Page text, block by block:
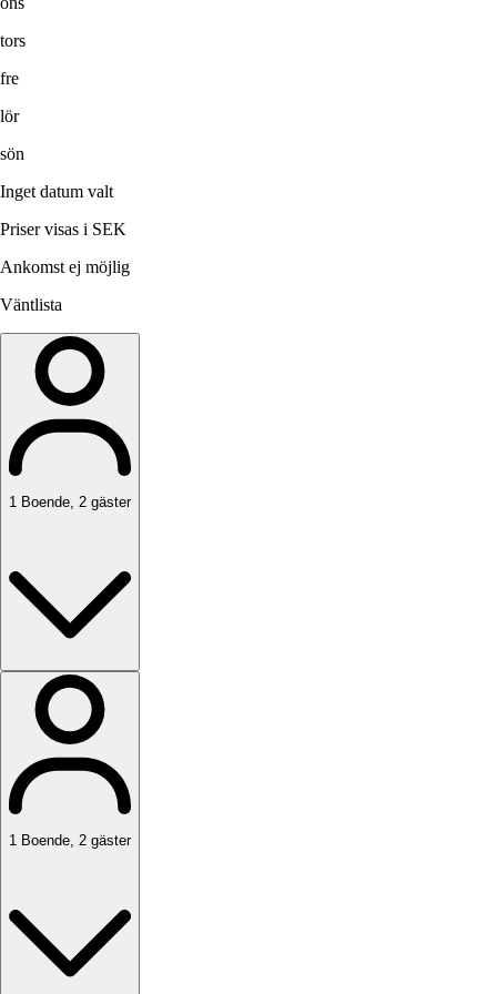
tors
fre
lör
sön
Inget datum valt
Priser visas i SEK
Ankomst ej möjlig
Väntlista
1 Boende, 2 gäster
1 Boende, 2 gäster